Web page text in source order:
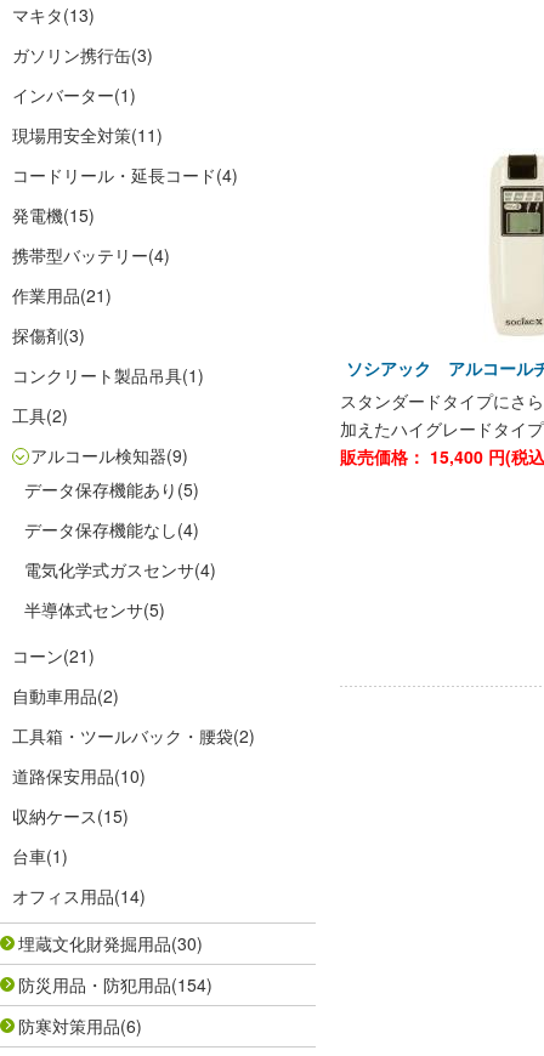
マキタ(13)
ガソリン携行缶(3)
インバーター(1)
現場用安全対策(11)
コードリール・延長コード(4)
発電機(15)
携帯型バッテリー(4)
作業用品(21)
探傷剤(3)
コンクリート製品吊具(1)
工具(2)
アルコール検知器(9)
データ保存機能あり (5)
データ保存機能なし(4)
電気化学式ガスセンサ(4)
半導体式センサ(5)
コーン(21)
自動車用品(2)
工具箱・ツールバック・腰袋(2)
道路保安用品(10)
収納ケース(15)
台車(1)
オフィス用品(14)
埋蔵文化財発掘用品(30)
防災用品・防犯用品(154)
防寒対策用品(6)
ソシアック アルコール
スタンダードタイプにさ
加えたハイグレードタイプ
販売価格： 15,400 円(税